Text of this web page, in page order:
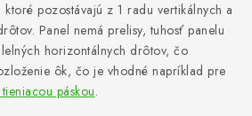
ktoré pozostávajú z 1 radu vertikálnych a
Panel nemá prelisy, tuhosť panelu
horizontálnych drôtov, čo
ôk, čo je vhodné napríklad pre
páskou.